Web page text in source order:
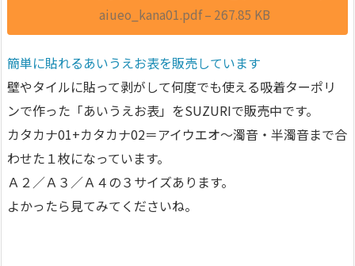
aiueo_kana01.pdf – 267.85 KB
簡単に貼れるあいうえお表を販売しています
壁やタイルに貼って剥がして何度でも使える吸着ターポリ
ンで作った「あいうえお表」をSUZURIで販売中です。
カタカナ01+カタカナ02＝アイウエオ〜濁音・半濁音まで合
わせた１枚になっています。
Ａ２／Ａ３／Ａ４の３サイズあります。
よかったら見てみてくださいね。